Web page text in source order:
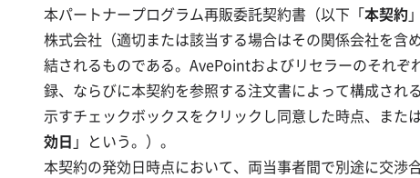
本パートナープログラム再販委託契約書（以下「本契約
株式会社（適切または該当する場合はその関係会社を含
結されるものである。AvePointおよびリセラーのそれ
録、ならびに本契約を参照する注文書によって構成さ
示すチェックボックスをクリックし同意した時点、ま
効日 」という。）。
本契約の発効日時点において、両当事者間で別途に交